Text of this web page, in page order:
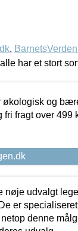
,
har et stort
og
fragt over 499
nøje udvalgt
er
denne